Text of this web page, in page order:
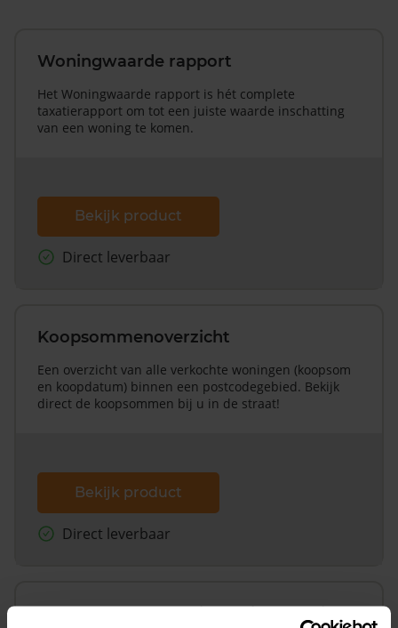
Woningwaarde rapport
Het Woningwaarde rapport is hét complete
taxatierapport om tot een juiste waarde inschatting
van een woning te komen.
Bekijk product
Direct leverbaar
Koopsommenoverzicht
Een overzicht van alle verkochte woningen (koopsom
en koopdatum) binnen een postcodegebied. Bekijk
direct de koopsommen bij u in de straat!
Bekijk product
Direct leverbaar